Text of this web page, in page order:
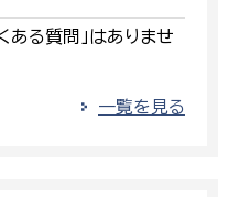
ある質問」はありませ
一覧を見る